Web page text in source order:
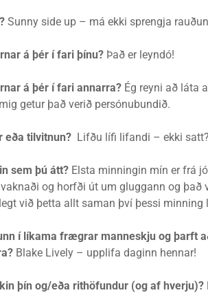
Sunny side up – má ekki sprengja
á þér í fari þínu? Það er leyndó!
á þér í fari annarra? Ég reyni að láta
getur það verið persónubundið.
eða tilvitnun? Lifðu lífi lifandi – ekki satt?
sem þú átt? Elsta minningin mín er frá
og horfði út um gluggann og
við þetta allt saman því þessi minning
í líkama frægrar manneskju og þarft
Blake Lively – upplifa daginn hennar!
þín og/eða rithöfundur (og af hverju)?